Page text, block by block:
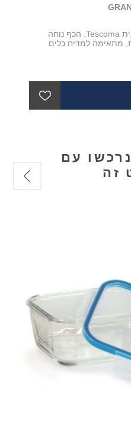
כף פסטה מנירוסטה 18/10 מבית Tescoma. הכף נוחה
מתאימה למדיח כלים
עם
זה